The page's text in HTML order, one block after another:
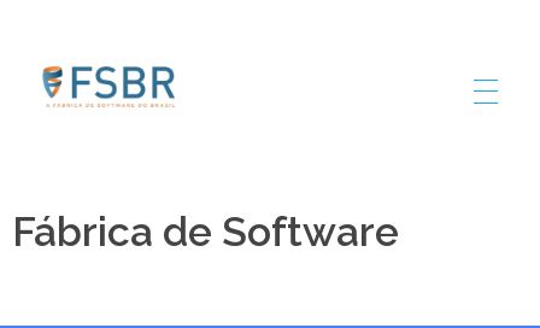
Fábrica de Software